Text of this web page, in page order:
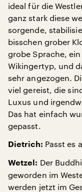
ideal für die
ganz stark diese
sorgende,
bisschen grober
grobe Sprache,
Wikingertyp, und
sehr angezogen.
viel gereist, die
Luxus und
Das hat einfach
gepasst.
Dietrich: Passt es
Wetzel: Der
geworden im
werden jetzt im